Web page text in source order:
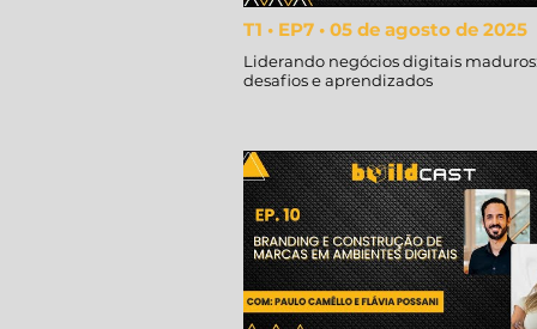
T1 • EP7 • 05 de agosto de 2025
Liderando negócios digitais
desafios e aprendizados